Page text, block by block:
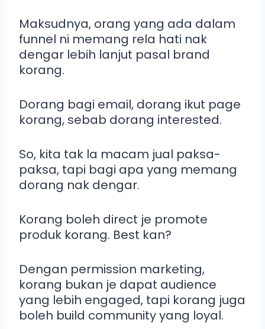
Maksudnya, orang yang ada dalam
funnel ni memang rela hati nak
dengar lebih lanjut pasal brand
korang.
Dorang bagi email, dorang ikut page
korang, sebab dorang interested.
So, kita tak la macam jual paksa-
paksa, tapi bagi apa yang memang
dorang nak dengar.
Korang boleh direct je promote
produk korang. Best kan?
Dengan permission marketing,
korang bukan je dapat audience
yang lebih engaged, tapi korang juga
boleh build community yang loyal.